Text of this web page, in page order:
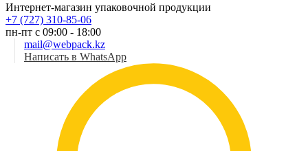
Интернет-магазин упаковочной продукции
+7 (727) 310-85-06
пн-пт с 09:00 - 18:00
mail@webpack.kz
Написать в WhatsApp